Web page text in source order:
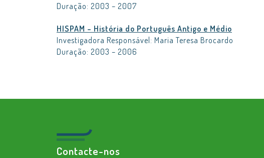
Duração: 2003 – 2007
HISPAM – História do Português Antigo e Médio
Investigadora Responsável: Maria Teresa Brocardo
Duração: 2003 – 2006
Contacte-nos